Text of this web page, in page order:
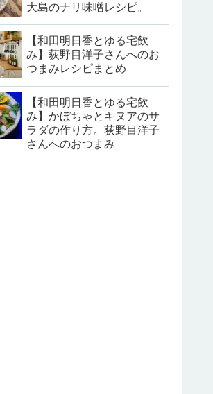
大島のナリ味噌レシピ。
【和田明日香とゆる宅飲
み】荻野目洋子さんへのお
つまみレシピまとめ
【和田明日香とゆる宅飲
み】かぼちゃとキヌアのサ
ラダの作り方。荻野目洋子
さんへのおつまみ